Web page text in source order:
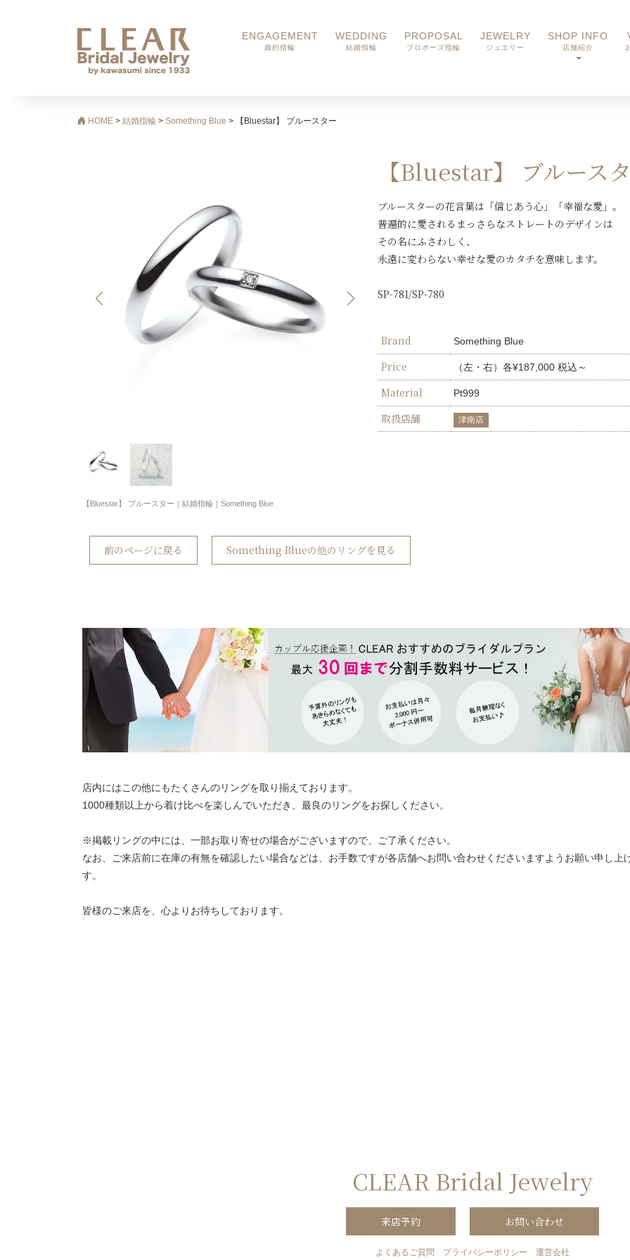
メインナビゲーション
ENGAGEMENT
婚約指輪
WEDDING
結婚指輪
PROPOSAL
プロポーズ指輪
JEWELRY
ジュエリー
SHOP INFO
店舗紹介
HOME> 結婚指輪 > Something Blue > 【Bluestar】 ブルースター
【Bluestar】 ブルースター｜結婚指輪｜Something Blue
【Bluestar】 ブルース
ブルースターの花言葉は「信じあう心」「幸福な愛」。
普遍的に愛されるまっさらなストレートのデザインは
その名にふさわしく、
永遠に変わらない幸せな愛のカタチを意味します。
SP-781/SP-780
Brand Something Blue
Price （左・右）各¥187,000 税込～
Material Pt999
取扱店舗 津南店
前のページに戻る Something Blueの他のリングを見る
店内にはこの他にもたくさんのリングを取り揃えております。
1000種類以上から着け比べを楽しんでいただき、最良のリングをお探しください。
※掲載リングの中には、一部お取り寄せの場合がございますので、ご了承ください。
なお、ご来店前に在庫の有無を確認したい場合などは、お手数ですが各店舗へお問い合わせくださいますようお願い申し上
す。
皆様のご来店を、心よりお待ちしております。
CLEAR Bridal Jewelry
来店予約 お問い合わせ
よくあるご質問 プライバシーポリシー 運営会社